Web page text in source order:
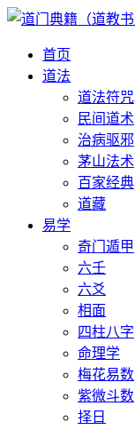
首页
道法
道法符咒
民间道术
治病驱邪
茅山法术
百家经典
道藏
易学
奇门遁甲
六壬
六爻
相面
四柱八字
命理学
梅花易数
紫微斗数
择日